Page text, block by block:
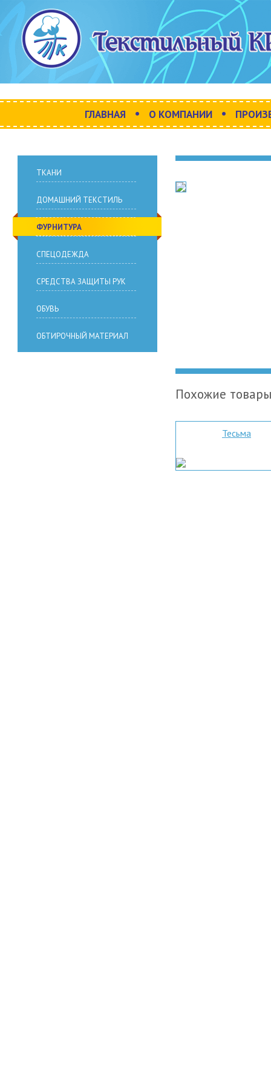
ГЛАВНАЯ • О КОМПАНИИ •
Похожие товары
Тесьма
ТКАНИ
ДОМАШНИЙ ТЕКСТИЛЬ
ФУРНИТУРА
СПЕЦОДЕЖДА
СРЕДСТВА ЗАЩИТЫ РУК
ОБУВЬ
ОБТИРОЧНЫЙ МАТЕРИАЛ